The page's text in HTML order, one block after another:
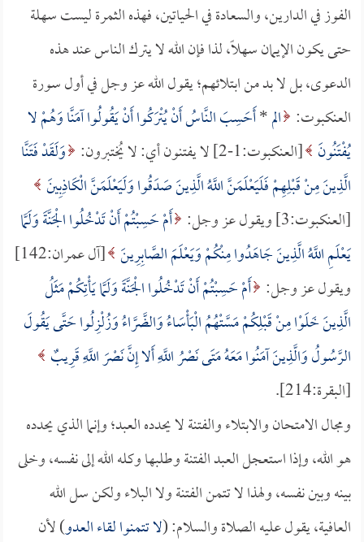
الفوز في الدارين، والسعادة في الحياتين، فهذه الثمرة ليست سهلة
حتى يكون الإيمان سهلاً، لذا فإن الله لا يترك الناس عند هذه
الدعوى، بل لا بد من ابتلائهم؛ يقول الله عز وجل في أول سورة
العنكبوت: الم*أَحَسِبَ النَّاسُ أَنْ يُتْرَكُوا أَنْ يَقُولُوا آمَنَّا وَهُمْ لا
يُفْتَنُونَ [العنكبوت:1-2] لا يفتنون أي: لا يُختبرون:
وَلَقَدْ فَتَنَّا
الَّذِينَ مِنْ قَبْلِهِمْ فَلَيَعْلَمَنَّ اللَّهُ الَّذِينَ صَدَقُوا وَلَيَعْلَمَنَّ الْكَاذِبِينَ
[العنكبوت:3] ويقول عز وجل:
أَمْ حَسِبْتُمْ أَنْ تَدْخُلُوا الْجَنَّةَ وَلَمَّا
يَعْلَمِ اللَّهُ الَّذِينَ جَاهَدُوا مِنْكُمْ وَيَعْلَمَ الصَّابِرِينَ
[آل عمران:142]
ويقول عز وجل: أَمْ حَسِبْتُمْ أَنْ تَدْخُلُوا الْجَنَّةَ وَلَمَّا يَأْتِكُمْ مَثَلُ
الَّذِينَ خَلَوْا مِنْ قَبْلِكُمْ مَسَّتْهُمُ الْبَأْسَاءُ وَالضَّرَّاءُ وَزُلْزِلُوا حَتَّى يَقُولَ
الرَّسُولُ وَالَّذِينَ آمَنُوا مَعَهُ مَتَى نَصْرُ اللَّهِ أَلا إِنَّ نَصْرَ اللَّهِ قَرِيبٌ
[البقرة:214].
ومجال الامتحان والابتلاء والفتنة لا يحدده العبد؛ وإنما الذي يحدده
هو الله، وإذا استعجل العبد الفتنة وطلبها وكله الله إلى نفسه، وخلى
بينه وبين نفسه، ولهذا لا تتمن الفتنة ولا البلاء ولكن سل الله
العافية، يقول عليه الصلاة والسلام: (لا تتمنوا لقاء العدو) لأن